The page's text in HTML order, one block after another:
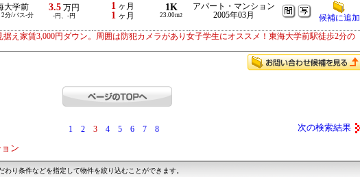
大学前
2分/バス-分
3.5 万円
-円、-円
1 ヶ月
1 ヶ月
1K
23.00m2
アパート・マンション
2005年03月
候補に追加
え家賃3,000円ダウン。周囲は防犯カメラがあり女子学生にオススメ！東海大学前駅徒歩2分の
1 2 3 4 5 6 7 8 次の検索結果
ン
わり条件などを指定して物件を絞り込むことができます。